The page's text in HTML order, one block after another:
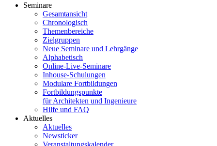
Seminare
Gesamtansicht
Chronologisch
Themenbereiche
Zielgruppen
Neue Seminare und Lehrgänge
Alphabetisch
Online-Live-Seminare
Inhouse-Schulungen
Modulare Fortbildungen
Fortbildungspunkte
für Architekten und Ingenieure
Hilfe und FAQ
Aktuelles
Aktuelles
Newsticker
Veranstaltungskalender